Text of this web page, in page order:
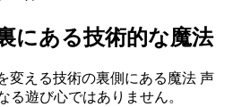
にある技術的な魔法
変える技術の裏側にある魔法 声
る遊び心ではありません。